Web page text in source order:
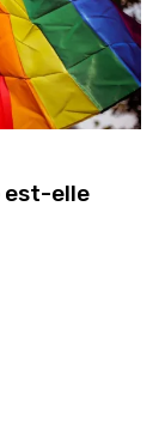
est-elle